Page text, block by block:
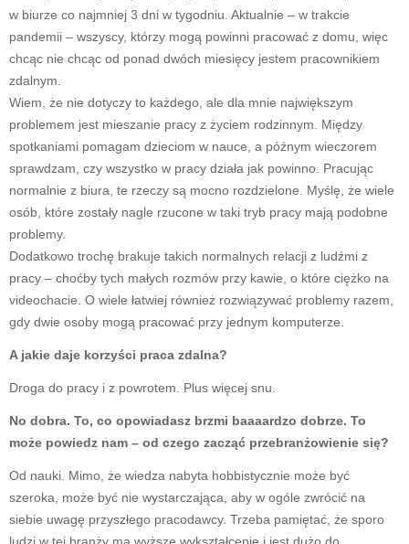
w biurze co najmniej 3 dni w tygodniu. Aktualnie – w trakcie
pandemii – wszyscy, którzy mogą powinni pracować z domu, więc
chcąc nie chcąc od ponad dwóch miesięcy jestem pracownikiem
zdalnym.
Wiem, że nie dotyczy to każdego, ale dla mnie największym
problemem jest mieszanie pracy z życiem rodzinnym. Między
spotkaniami pomagam dzieciom w nauce, a późnym wieczorem
sprawdzam, czy wszystko w pracy działa jak powinno. Pracując
normalnie z biura, te rzeczy są mocno rozdzielone. Myślę, że wiele
osób, które zostały nagle rzucone w taki tryb pracy mają podobne
problemy.
Dodatkowo trochę brakuje takich normalnych relacji z ludźmi z
pracy – choćby tych małych rozmów przy kawie, o które ciężko na
videochacie. O wiele łatwiej również rozwiązywać problemy razem,
gdy dwie osoby mogą pracować przy jednym komputerze.
A jakie daje korzyści praca zdalna?
Droga do pracy i z powrotem. Plus więcej snu.
No dobra. To, co opowiadasz brzmi baaaardzo dobrze. To
może powiedz nam – od czego zacząć przebranżowienie się?
Od nauki. Mimo, że wiedza nabyta hobbistycznie może być
szeroka, może być nie wystarczająca, aby w ogóle zwrócić na
siebie uwagę przyszłego pracodawcy. Trzeba pamiętać, że sporo
ludzi w tej branży ma wyższe wykształcenie i jest dużo do